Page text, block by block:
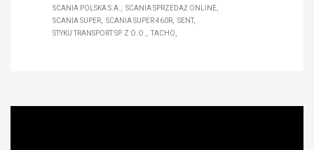
SCANIA POLSKA S.A.
SCANIA SPRZEDAŻ ONLINE
SCANIA SUPER
SCANIA SUPER 460R
SENT
STYKU TRANSPORT SP. Z O.O.
TACHO